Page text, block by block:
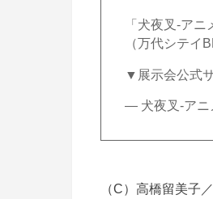
「犬夜叉-ア
（万代シテイ
▼展示会公式
— 犬夜叉-アニ
（C）高橋留美子